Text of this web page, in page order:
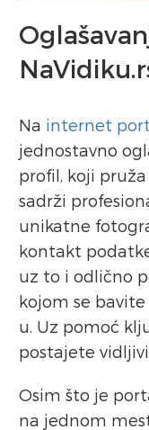
Na internet
jednostavno
profil, koji
sadrži
unikatne
kontakt
uz to i odlično
kojom se
u. Uz pomoć
postajete
Osim što je
na jednom